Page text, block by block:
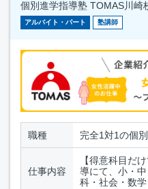
個別進学指導塾 TOMAS川崎
アルバイト・パート 塾講師
職種 完全1対1の個
仕事内容
【得意科目だ
導にて、小・
科・社会・数学